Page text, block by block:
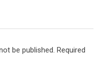
be published. Required